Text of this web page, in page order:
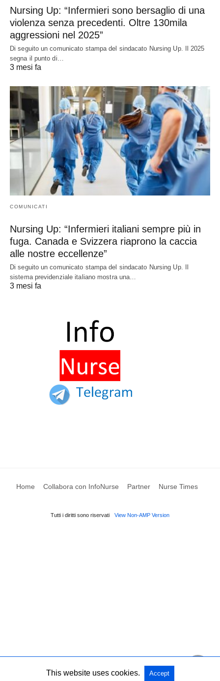
Nursing Up: “Infermieri sono bersaglio di una
violenza senza precedenti. Oltre 130mila
aggressioni nel 2025”
Di seguito un comunicato stampa del sindacato Nursing Up. Il 2025
segna il punto di…
3 mesi fa
COMUNICATI
Nursing Up: “Infermieri italiani sempre più in
fuga. Canada e Svizzera riaprono la caccia
alle nostre eccellenze”
Di seguito un comunicato stampa del sindacato Nursing Up. Il
sistema previdenziale italiano mostra una…
3 mesi fa
Home Collabora con InfoNurse Partner Nurse Times
Tutti i diritti sono riservati View Non-AMP Version
This website uses cookies. Accept